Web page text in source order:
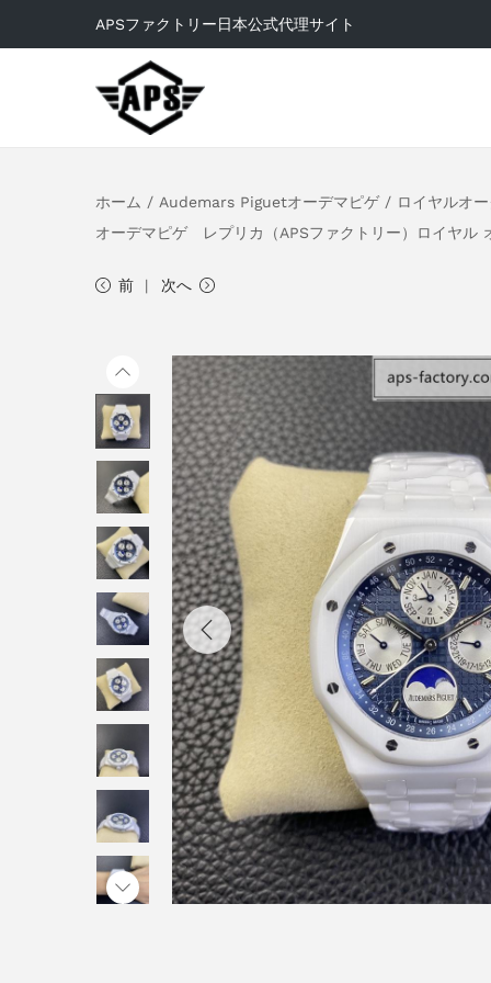
APSファクトリー日本公式代理サイト
ホーム / Audemars Piguetオーデマピゲ / ロイヤルオー
オーデマピゲ レプリカ（APSファクトリー）ロイヤ
前 次へ